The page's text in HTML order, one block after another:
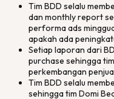
Tim BDD selalu
dan monthly report
performa ads
apakah ada
Setiap laporan dari
purchase sehingga
perkembangan
Tim BDD selalu
sehingga tim Domi